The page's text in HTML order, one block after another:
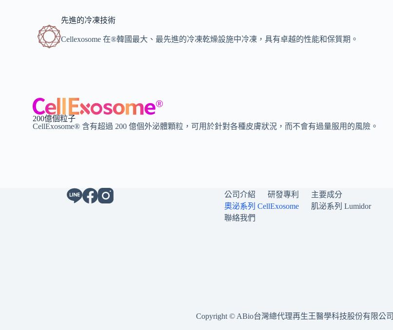
先進的冷凍技術
Cellexosome 在®韓國最大、最先進的冷凍乾燥設施中冷凍，具有卓越的性能和保質期。
200億個粒子
CellExosome® 含有超過 200 億個外泌體顆粒，可用於針對各種皮膚狀況，而不會有過量服用的風險。
公司介紹 研發專利
主要成分
奧泌系列 CellExosome
肌泌系列 Lumidor
聯絡我們
Copyright © ABio台灣總代理再生王醫學科技股份有限公司